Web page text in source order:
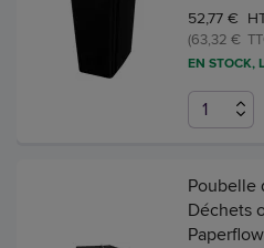
52,77 €
(63,32 €
EN STOCK,
Poubelle
Déchets
Paperflow